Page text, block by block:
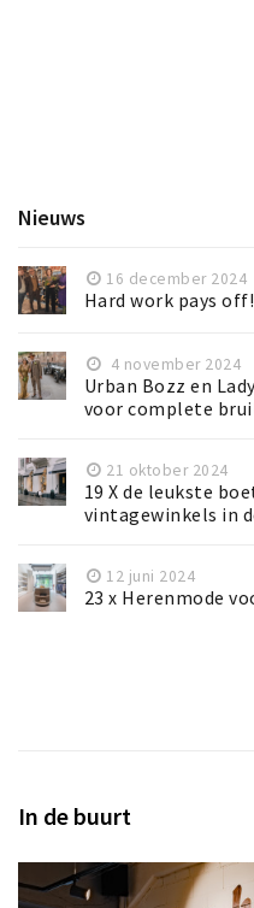
Nieuws
16 december 2024
Hard work pays off!
4 november 2024
Urban Bozz en
voor complete
21 oktober 2024
19 X de leukste
vintagewinkels in
12 juni 2024
23 x Herenmode
In de buurt